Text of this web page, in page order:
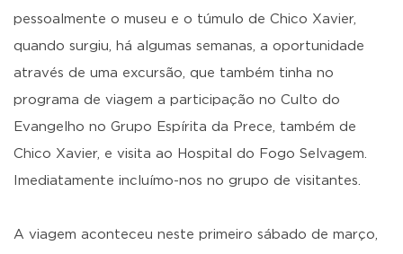
pessoalmente o museu e o túmulo de Chico Xavier,
quando surgiu, há algumas semanas, a oportunidade
através de uma excursão, que também tinha no
programa de viagem a participação no Culto do
Evangelho no Grupo Espírita da Prece, também de
Chico Xavier, e visita ao Hospital do Fogo Selvagem.
Imediatamente incluímo-nos no grupo de visitantes.
A viagem aconteceu neste primeiro sábado de março,